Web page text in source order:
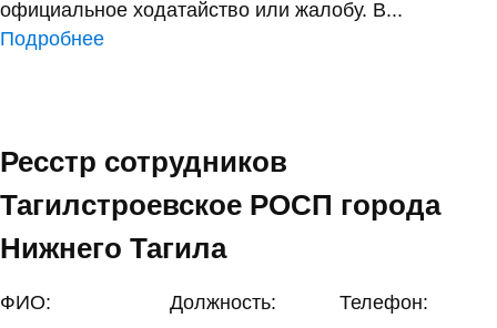
официальное ходатайство или жалобу. В...
Подробнее
Ресстр сотрудников
Тагилстроевское РОСП города
Нижнего Тагила
ФИО: Должность:
Телефон: